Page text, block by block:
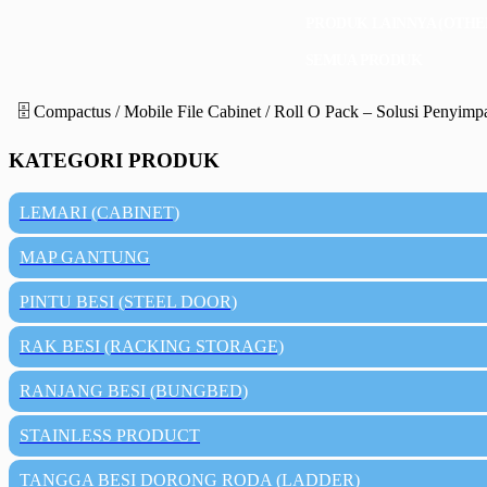
🗄️ Compactus / Mobile File Cabinet / Roll O Pack – Solusi
KATEGORI PRODUK
LEMARI (CABINET)
MAP GANTUNG
PINTU BESI (STEEL DOOR)
RAK BESI (RACKING STORAGE)
RANJANG BESI (BUNGBED)
STAINLESS PRODUCT
TANGGA BESI DORONG RODA (LADDER)